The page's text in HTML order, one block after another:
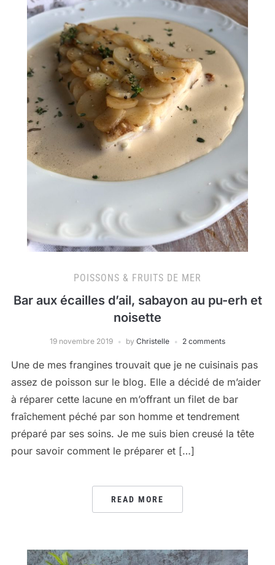
POISSONS & FRUITS DE MER
Bar aux écailles d’ail, sabayon au pu-erh et
noisette
19 novembre 2019 by Christelle 2 comments
Une de mes frangines trouvait que je ne cuisinais pas
assez de poisson sur le blog. Elle a décidé de m’aider
à réparer cette lacune en m’offrant un filet de bar
fraîchement péché par son homme et tendrement
préparé par ses soins. Je me suis bien creusé la tête
pour savoir comment le préparer et […]
READ MORE